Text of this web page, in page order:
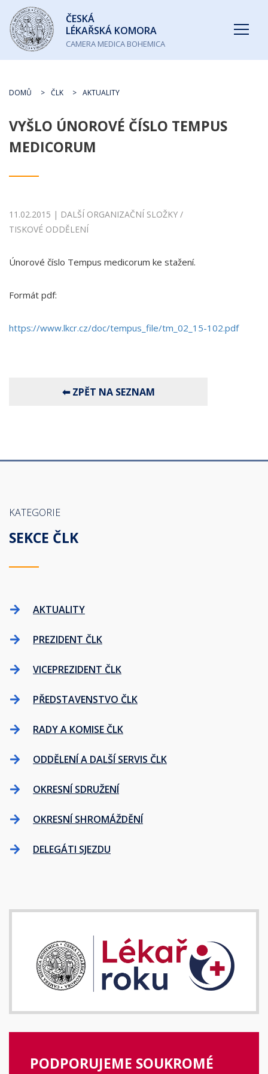
Česká
lékařská
komora
ČESKÁ
LÉKAŘSKÁ KOMORA
CAMERA MEDICA BOHEMICA
DOMŮ ČLK AKTUALITY
VYŠLO ÚNOROVÉ ČÍSLO TEMPUS
MEDICORUM
11.02.2015 | DALŠÍ ORGANIZAČNÍ SLOŽKY /
TISKOVÉ ODDĚLENÍ
Únorové číslo Tempus medicorum ke stažení.
Formát pdf:
https://www.lkcr.cz/doc/tempus_file/tm_02_15-102.pdf
KATEGORIE
SEKCE ČLK
AKTUALITY
PREZIDENT ČLK
VICEPREZIDENT ČLK
PŘEDSTAVENSTVO ČLK
RADY A KOMISE ČLK
ODDĚLENÍ A DALŠÍ SERVIS ČLK
OKRESNÍ SDRUŽENÍ
OKRESNÍ SHROMÁŽDĚNÍ
DELEGÁTI SJEZDU
PODPORUJEME SOUKROMÉ